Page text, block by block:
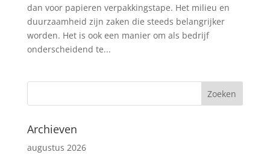
dan voor papieren verpakkingstape. Het milieu en
duurzaamheid zijn zaken die steeds belangrijker
worden. Het is ook een manier om als bedrijf
onderscheidend te...
Archieven
augustus 2026